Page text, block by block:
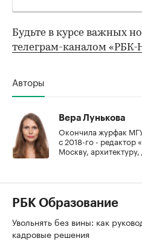
Будьте в курсе важных
телеграм-каналом
Авторы
Вера Лунькова
Окончила журфак
с 2018-го -
Москву,
РБК Образование
Увольнять без вины: как
кадровые решения